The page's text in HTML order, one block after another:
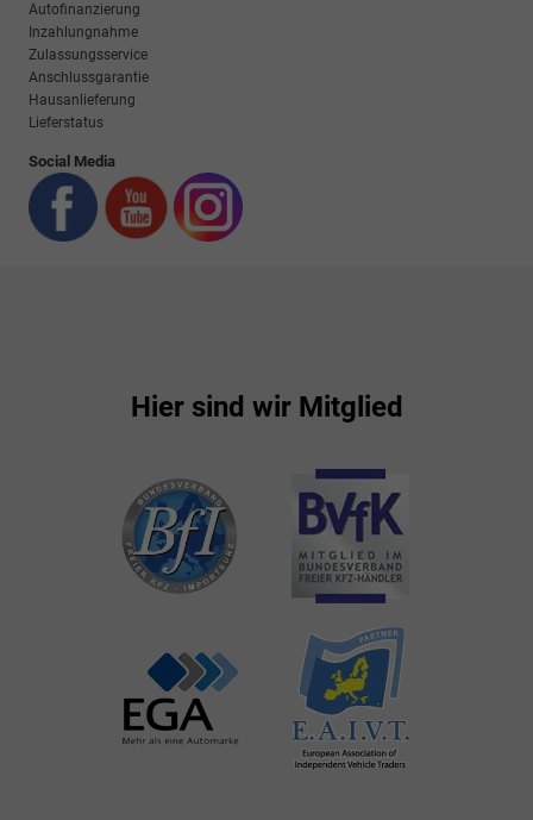
Autofinanzierung
Inzahlungnahme
Zulassungsservice
Anschlussgarantie
Hausanlieferung
Lieferstatus
Social Media
Hier sind wir Mitglied